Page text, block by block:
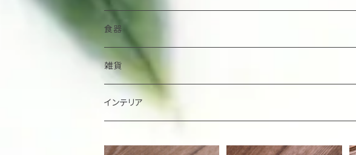
食器
鉢
楕円大鉢
皿
雑貨
箸置き
インテリア